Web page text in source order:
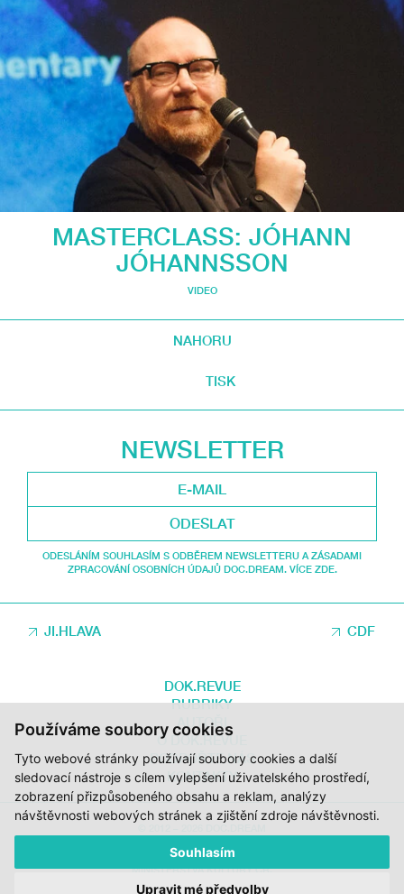
Používáme soubory cookies
Tyto webové stránky používají soubory cookies a další
sledovací nástroje s cílem vylepšení uživatelského prostředí,
zobrazení přizpůsobeného obsahu a reklam, analýzy
návštěvnosti webových stránek a zjištění zdroje návštěvnosti.
Souhlasím
Upravit mé předvolby
MASTERCLASS: JÓHANN
JÓHANNSSON
VIDEO
NAHORU
TISK
NEWSLETTER
ODESLAT
ODESLÁNÍM SOUHLASÍM S ODBĚREM NEWSLETTERU A ZÁSADAMI
ZPRACOVÁNÍ OSOBNÍCH ÚDAJŮ DOC.DREAM. VÍCE ZDE.
JI.HLAVA CDF
DOK.REVUE
RUBRIKY
AUTOŘI
O DOK.REVUE
PODPOŘTE NÁS
KONTAKTY
ZA PODPORY STÁTNÍHO FONDU KINEMATOGRAFIE, KRAJE VYSOČINA A
MINISTERSTVA KULTURY ČR.